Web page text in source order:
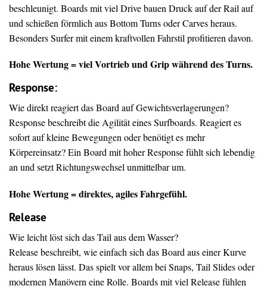
beschleunigt. Boards mit viel Drive bauen Druck auf der Rail auf
und schießen förmlich aus Bottom Turns oder Carves heraus.
Besonders Surfer mit einem kraftvollen Fahrstil profitieren davon.
Hohe Wertung = viel Vortrieb und Grip während des Turns.
Response:
Wie direkt reagiert das Board auf Gewichtsverlagerungen?
Response beschreibt die Agilität eines Surfboards. Reagiert es
sofort auf kleine Bewegungen oder benötigt es mehr
Körpereinsatz? Ein Board mit hoher Response fühlt sich lebendig
an und setzt Richtungswechsel unmittelbar um.
Hohe Wertung = direktes, agiles Fahrgefühl.
Release
Wie leicht löst sich das Tail aus dem Wasser?
Release beschreibt, wie einfach sich das Board aus einer Kurve
heraus lösen lässt. Das spielt vor allem bei Snaps, Tail Slides oder
modernen Manövern eine Rolle. Boards mit viel Release fühlen